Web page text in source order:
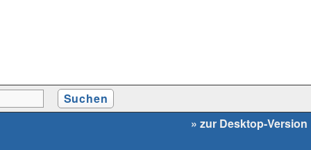
» zur Desktop-Version